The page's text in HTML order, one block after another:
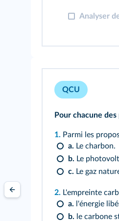
Analyser
QCU
Pour chacune
1. Parmi les
a. Le charbon.
b. Le
c. Le gaz
2. L'empreinte
a.
l'énergie
b. le carbone